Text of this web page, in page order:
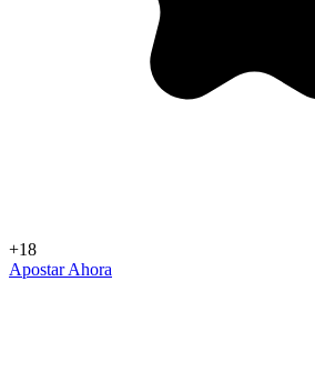
+18
Apostar Ahora